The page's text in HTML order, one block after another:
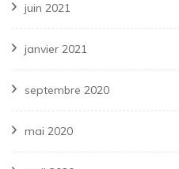
juin 2021
janvier 2021
septembre 2020
mai 2020